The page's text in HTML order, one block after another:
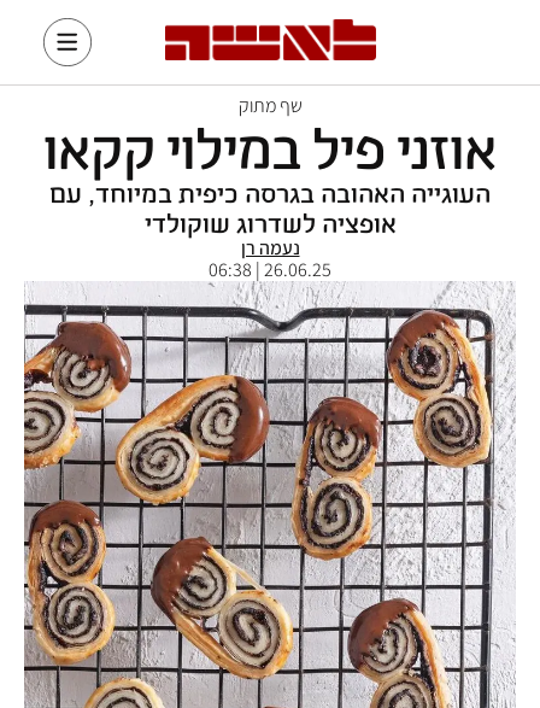
שף מתוק
אוזני פיל במילוי קקאו
העוגייה האהובה בגרסה כיפית במיוחד, עם
אופציה לשדרוג שוקולדי
נעמה רן
26.06.25 | 06:38